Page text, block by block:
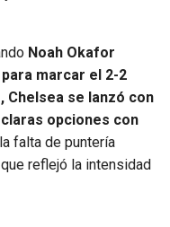
Noah Okafor
marcar el 2-2
Chelsea se lanzó con
opciones con
falta de puntería
reflejó la intensidad